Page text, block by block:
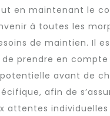
en maintenant le
à toutes les
de maintien. Il
prendre en
avant de
afin de
attentes